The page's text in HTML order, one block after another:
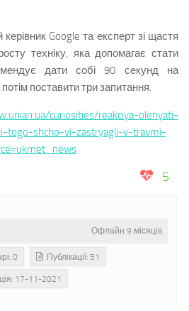
Google та експерт зі щастя
техніку, яка допомагає стати
дати собі 90 секунд на
поставити три запитання.
curiosities/reakciya-olenyati-
togo-shcho-vi-zastryagli-v-travmi-
5
Офлайн 9 місяців
0 Публікації: 51
17-11-2021